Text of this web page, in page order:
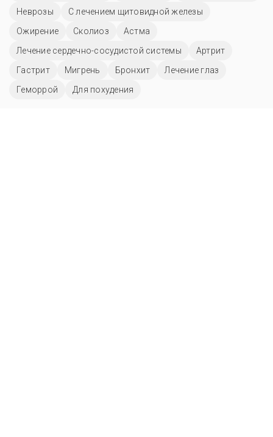
Неврозы
С лечением щитовидной железы
Ожирение
Сколиоз
Астма
Лечение сердечно-сосудистой системы
Артрит
Гастрит
Мигрень Бронхит
Лечение глаз
Геморрой
Для похудения